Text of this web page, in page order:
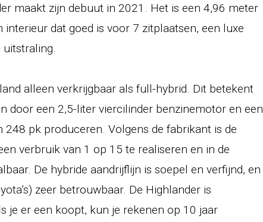
maakt zijn debuut in 2021. Het is een 4,96 meter
interieur dat goed is voor 7 zitplaatsen, een luxe
uitstraling.
alleen verkrijgbaar als full-hybrid. Dit betekent
door een 2,5-liter viercilinder benzinemotor en een
248 pk produceren. Volgens de fabrikant is de
verbruik van 1 op 15 te realiseren en in de
De hybride aandrijflijn is soepel en verfijnd, en
zeer betrouwbaar. De Highlander is
je er een koopt, kun je rekenen op 10 jaar